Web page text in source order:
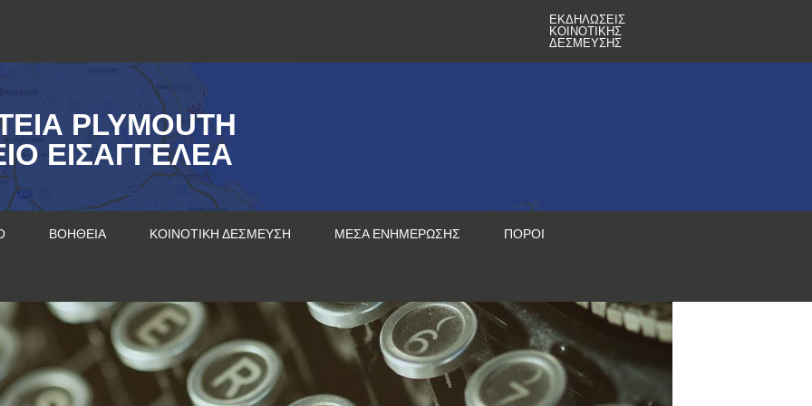
ΕΚΔΗΛΏΣΕΙΣ
ΚΟΙΝΟΤΙΚΉΣ
ΔΈΣΜΕΥΣΗΣ
PLYMOUTH
ΕΙΣΑΓΓΕΛΈΑ
ΒΟΉΘΕΙΑ ΚΟΙΝΟΤΙΚΉ ΔΈΣΜΕΥΣΗ ΜΈΣΑ ΕΝΗΜΈΡΩΣΗΣ ΠΌΡΟΙ